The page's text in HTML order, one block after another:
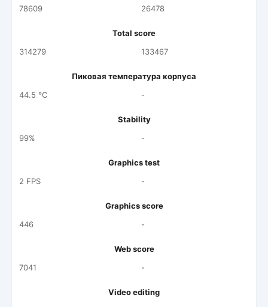
78609
26478
Total score
314279
133467
Пиковая температура корпуса
44.5 °C
-
Stability
99%
-
Graphics test
2 FPS
-
Graphics score
446
-
Web score
7041
-
Video editing